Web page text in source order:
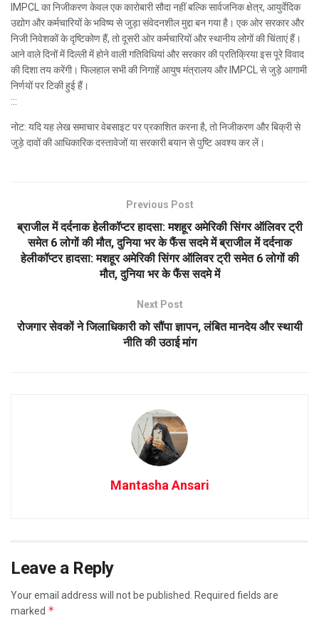
IMPCL का निजीकरण केवल एक कारोबारी सौदा नहीं बल्कि सार्वजनिक क्षेत्र, आयुर्वेदिक
उद्योग और कर्मचारियों के भविष्य से जुड़ा संवेदनशील मुद्दा बन गया है। एक ओर सरकार और
निजी निवेशकों के दृष्टिकोण हैं, तो दूसरी ओर कर्मचारियों और स्थानीय लोगों की चिंताएं हैं।
आने वाले दिनों में दिल्ली में होने वाली गतिविधियां और सरकार की प्रतिक्रिया इस पूरे विवाद
की दिशा तय करेंगी। फिलहाल सभी की निगाहें आयुष मंत्रालय और IMPCL से जुड़े आगामी
निर्णयों पर टिकी हुई हैं।
:::
नोट: यदि यह लेख समाचार वेबसाइट पर प्रकाशित करना है, तो निजीकरण और बिक्री से
जुड़े दावों की आधिकारिक दस्तावेजों या सरकारी बयान से पुष्टि अवश्य कर लें।
Previous Post
ब्राजील में दर्दनाक हेलीकॉप्टर हादसा: मशहूर अमेरिकी सिंगर ऑलिवर ट्री
समेत 6 लोगों की मौत, दुनिया भर के फैंस सदमे में ब्राजील में दर्दनाक
हेलीकॉप्टर हादसा: मशहूर अमेरिकी सिंगर ऑलिवर ट्री समेत 6 लोगों की
मौत, दुनिया भर के फैंस सदमे में
Next Post
रोजगार सेवकों ने जिलाधिकारी को सौंपा ज्ञापन, लंबित मानदेय और स्थायी
नीति की उठाई मांग
Mantasha Ansari
Leave a Reply
Your email address will not be published. Required fields are
marked *